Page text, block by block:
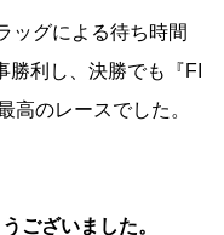
ッグによる待ち時間
勝利し、決勝でも『FI
高のレースでした。
ございました。